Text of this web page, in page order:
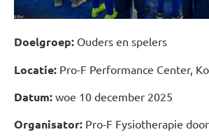
Doelgroep: Ouders en spelers
Locatie: Pro-F Performance Center,
Datum: woe 10 december 2025
Organisator: Pro-F Fysiotherapie